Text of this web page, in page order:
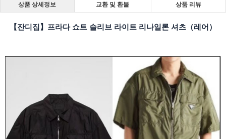
상품 상세정보 교환 및 환불 상품 리뷰
【잔디집】프라다 쇼트 슬리브 라이트 리나일론 셔츠（레어）